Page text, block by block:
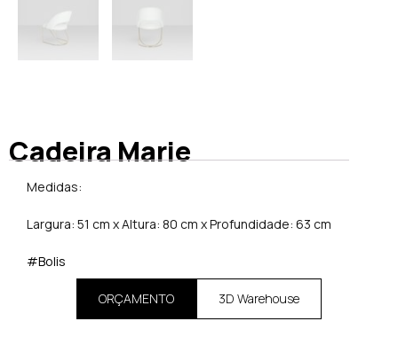
Cadeira Marie
Medidas:
Largura: 51 cm x Altura: 80 cm x Profundidade: 63 cm
#Bolis
ORÇAMENTO 3D Warehouse